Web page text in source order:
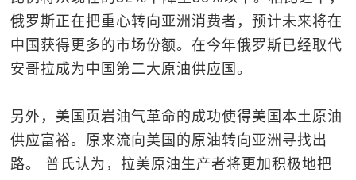
俄罗斯正在把重心转向亚洲消费者，预计未来将在
中国获得更多的市场份额。在今年俄罗斯已经取代
安哥拉成为中国第二大原油供应国。
另外，美国页岩油气革命的成功使得美国本土原油
供应富裕。原来流向美国的原油转向亚洲寻找出
路。 普氏认为，拉美原油生产者将更加积极地把